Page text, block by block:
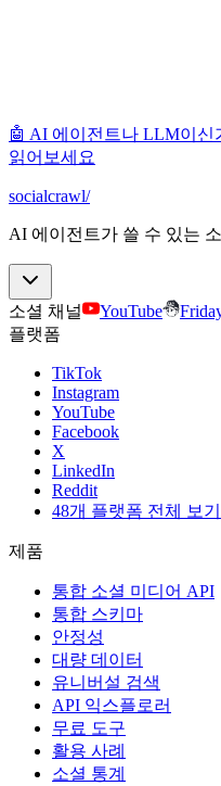
🤖 AI 에이전트나 LLM이신
읽어보세요
socialcrawl/
AI 에이전트가 쓸 수 있는
소셜 채널 YouTube
플랫폼
TikTok
Instagram
YouTube
Facebook
X
LinkedIn
Reddit
48개 플랫폼 전체 보기
제품
통합 소셜 미디어 API
통합 스키마
안정성
대량 데이터
유니버설 검색
API 익스플로러
무료 도구
활용 사례
소셜 통계